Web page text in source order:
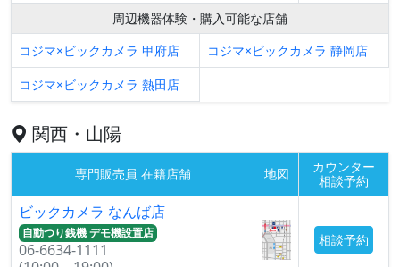
周辺機器体験・購入可能な店舗
コジマ×ビックカメラ 甲府店
コジマ×ビックカメラ 静岡店
コジマ×ビックカメラ 熱田店
関西・山陽
専門販売員 在籍店舗 地図
カウンター
相談予約
ビックカメラ なんば店
自動つり銭機 デモ機設置店
06-6634-1111
相談予約